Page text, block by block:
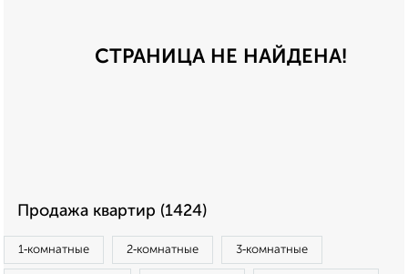
СТРАНИЦА НЕ НАЙДЕНА!
Продажа квартир (1424)
1‑комнатные 2‑комнатные 3‑комнатные